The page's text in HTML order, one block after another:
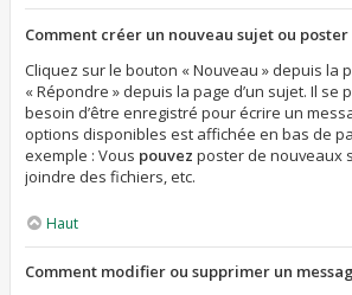
Comment créer un nouveau sujet ou poster
Cliquez sur le bouton « Nouveau » depuis la
« Répondre » depuis la page d’un sujet. Il se
besoin d’être enregistré pour écrire un
options disponibles est affichée en bas de
exemple : Vous pouvez poster de nouveaux
joindre des fichiers, etc.
Haut
Comment modifier ou supprimer un